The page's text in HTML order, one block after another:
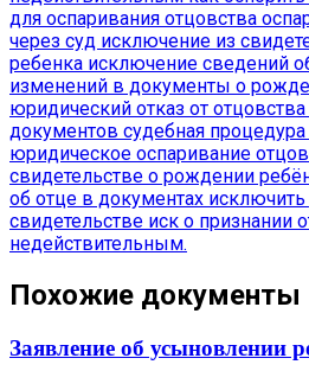
для оспаривания отцовства
через суд исключение из
ребенка исключение сведений
изменений в документы о
юридический отказ от отцовства
документов судебная
юридическое оспаривание
свидетельстве о рождении
об отце в документах
свидетельстве иск о признании
недействительным.
Похожие документы
Заявление об усыновлении